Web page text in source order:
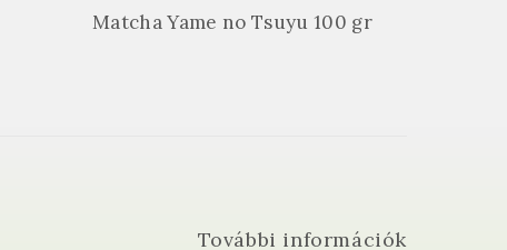
Matcha Yame no Tsuyu 100 gr
További információk